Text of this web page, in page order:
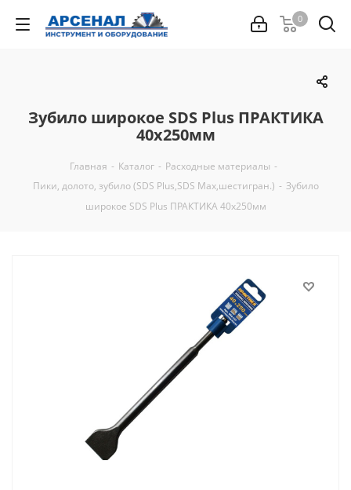
0
Зубило широкое SDS Plus ПРАКТИКА
40х250мм
Главная - Каталог - Расходные материалы -
Пики, долото, зубило (SDS Plus,SDS Max,шестигран.) - Зубило
широкое SDS Plus ПРАКТИКА 40х250мм